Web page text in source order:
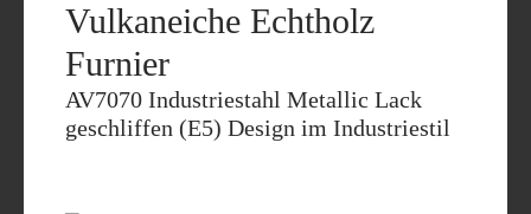
Vulkaneiche Echtholz
Furnier
AV7070 Industriestahl Metallic Lack
geschliffen (E5) Design im Industriestil